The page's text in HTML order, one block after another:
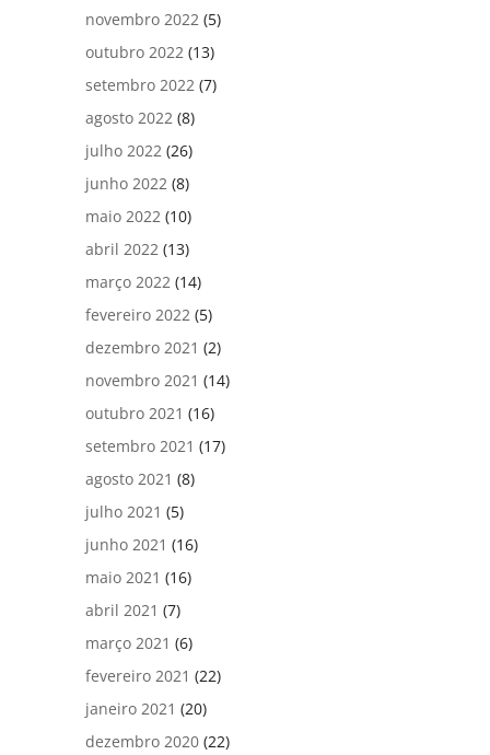
novembro 2022 (5)
outubro 2022 (13)
setembro 2022 (7)
agosto 2022 (8)
julho 2022 (26)
junho 2022 (8)
maio 2022 (10)
abril 2022 (13)
março 2022 (14)
fevereiro 2022 (5)
dezembro 2021 (2)
novembro 2021 (14)
outubro 2021 (16)
setembro 2021 (17)
agosto 2021 (8)
julho 2021 (5)
junho 2021 (16)
maio 2021 (16)
abril 2021 (7)
março 2021 (6)
fevereiro 2021 (22)
janeiro 2021 (20)
dezembro 2020 (22)